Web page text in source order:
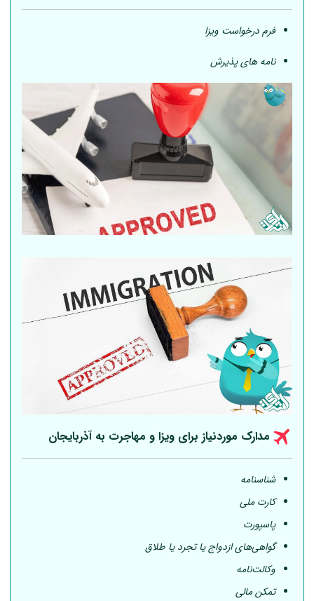
فرم درخواست ویزا
نامه های پذیرش
مدارک موردنیاز برای ویزا و مهاجرت به آذربایجان
شناسنامه
کارت ملی
پاسپورت
گواهی‌های ازدواج یا تجرد یا طلاق
وکالت‌نامه
تمکن مالی